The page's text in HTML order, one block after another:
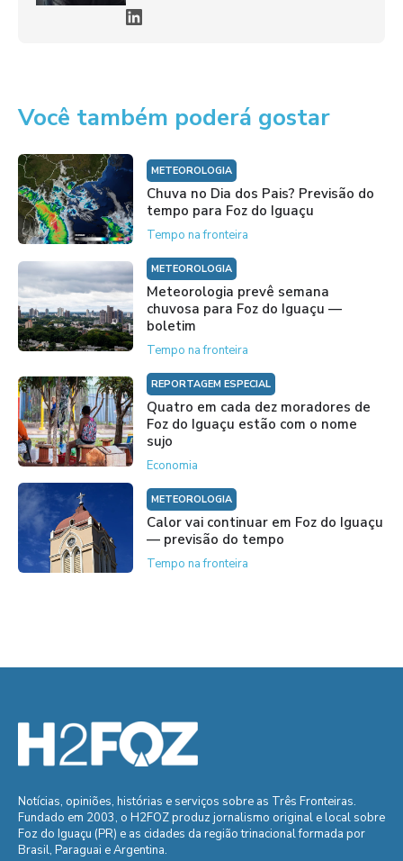
Você também poderá gostar
METEOROLOGIA
Chuva no Dia dos Pais? Previsão do
tempo para Foz do Iguaçu
Tempo na fronteira
METEOROLOGIA
Meteorologia prevê semana
chuvosa para Foz do Iguaçu —
boletim
Tempo na fronteira
REPORTAGEM ESPECIAL
Quatro em cada dez moradores de
Foz do Iguaçu estão com o nome
sujo
Economia
METEOROLOGIA
Calor vai continuar em Foz do Iguaçu
— previsão do tempo
Tempo na fronteira
Notícias, opiniões, histórias e serviços sobre as Três Fronteiras.
Fundado em 2003, o H2FOZ produz jornalismo original e local sobre
Foz do Iguaçu (PR) e as cidades da região trinacional formada por
Brasil, Paraguai e Argentina.